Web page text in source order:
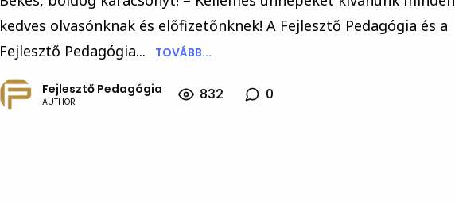
kedves olvasónknak és előfizetőnknek! A Fejlesztő Pedagógia és a
Fejlesztő Pedagógia...
TOVÁBB...
Fejlesztő Pedagógia
AUTHOR 832 0